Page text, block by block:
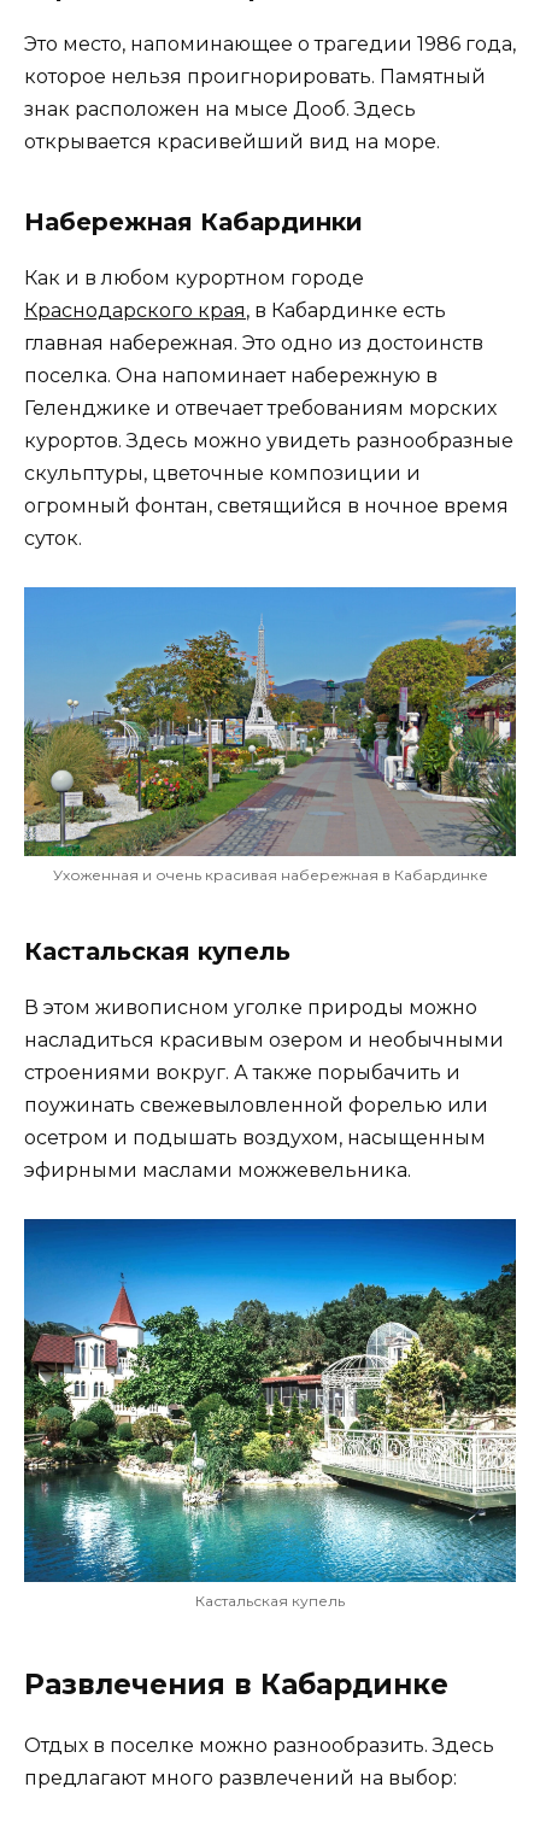
Это место, напоминающее о трагедии 1986 года,
которое нельзя проигнорировать. Памятный
знак расположен на мысе Дооб. Здесь
открывается красивейший вид на море.
Набережная Кабардинки
Как и в любом курортном городе
Краснодарского края, в Кабардинке есть
главная набережная. Это одно из достоинств
поселка. Она напоминает набережную в
Геленджике и отвечает требованиям морских
курортов. Здесь можно увидеть разнообразные
скульптуры, цветочные композиции и
огромный фонтан, светящийся в ночное время
суток.
Ухоженная и очень красивая набережная в Кабардинке
Кастальская купель
В этом живописном уголке природы можно
насладиться красивым озером и необычными
строениями вокруг. А также порыбачить и
поужинать свежевыловленной форелью или
осетром и подышать воздухом, насыщенным
эфирными маслами можжевельника.
Кастальская купель
Развлечения в Кабардинке
Отдых в поселке можно разнообразить. Здесь
предлагают много развлечений на выбор: